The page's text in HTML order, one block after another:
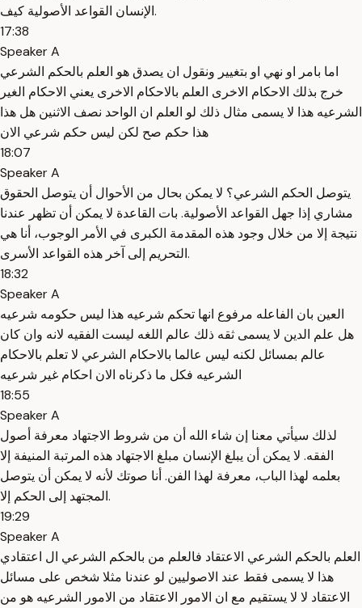
الإنسان القواعد الأصولية كيف.
17:38
Speaker A
اما بامر او نهي او بتغيير ونقول ان يصدق هو العلم بالحكم الشرعي
خرج بذلك الاحكام الاخرى العلم بالاحكام الاخرى يعني الاحكام الغير
الشرعيه هذا لا يسمى مثال ذلك لو العلم ان الواحد نصف الاثنين هل هذا
هذا حكم صح لكن ليس حكم شرعي الان
18:07
Speaker A
يتوصل الحكم الشرعي؟ لا يمكن بحال من الأحوال أن يتوصل الحقوق
مشاري إذا جهل القواعد الأصولية. بات القاعدة لا يمكن أن تظهر عندنا
نتيجة إلا من خلال وجود هذه المقدمة الكبرى في الأمر الوجوب، أنا هي
التحريم إلى آخر هذه القواعد الأسرى.
18:32
Speaker A
العين بان الفاعله مرفوع انها تحكم شرعيه هذا ليس حكومه شرعيه
هل علم الدين لا يسمى ثقه ذلك عالم اللغه ليست الفقيه لانه وان كان
عالم بمسائل لكنه ليس عالما بالاحكام الشرعي لا تعلم بالاحكام
الشرعيه فكل ما ذكرناه الان احكام غير شرعيه
18:55
Speaker A
لذلك سيأتي معنا إن شاء الله أن من شروط الاجتهاد معرفة أصول
الفقه. لا يمكن أن يبلغ الإنسان مبلغ الاجتهاد هذه المرتبة المنيفة إلا
بعلمه لهذا الباب، معرفة لهذا الفن. أنا صوتك لأنه لا يمكن أن يتوصل
المجتهد إلى الحكم إلا.
19:29
Speaker A
العلم بالحكم الشرعي الاعتقاد فالعلم من بالحكم الشرعي ال اعتقادي
هذا لا يسمى فقط عند الاصوليين لو عندنا مثلا شخص على مسائل
الاعتقاد لا لا يستقيم مع ان الامور الاعتقاد من الامور الشرعيه هو من